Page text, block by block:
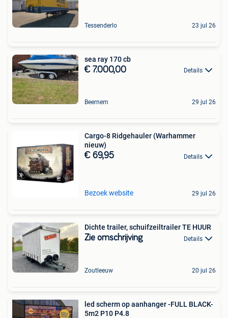
Tessenderlo 23 jul 26
sea ray 170 cb
€ 7.000,00 Details
Beernem 29 jul 26
Cargo-8 Ridgehauler (Warhammer
nieuw)
€ 69,95 Details
Bezoek website 29 jul 26
Dichte trailer, schuifzeiltrailer TE HUUR
Zie omschrijving Details
Zoutleeuw 20 jul 26
led scherm op aanhanger -FULL BLACK-
5m2 P10 P4.8